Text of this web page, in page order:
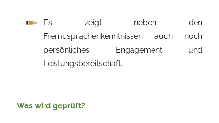
Es zeigt neben den
Fremdsprachenkenntnissen auch noch
persönliches Engagement und
Leistungsbereitschaft.
Was wird geprüft?